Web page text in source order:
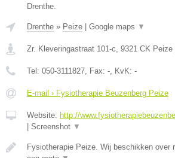
Drenthe.
Drenthe » Peize Google maps ▼
Zr. Kleveringastraat 101-c 9321 CK Peize
Tel: 050-3111827 , Fax: - , KvK: -
E-mail › Fysiotherapie Beuzenberg Peize
Website: http://
Screenshot ▼
Fysiotherapie Peize. Wij beschikken over